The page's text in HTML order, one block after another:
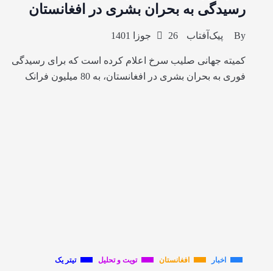
رسیدگی به بحران بشری در افغانستان
By پیک‌آفتاب 26 جوزا 1401
کمیته جهانی صلیب سرخ اعلام کرده است که برای رسیدگی
فوری به بحران بشری در افغانستان، به 80 میلیون فرانک
اخبار افغانستان تویت و تحلیل تیتر یک